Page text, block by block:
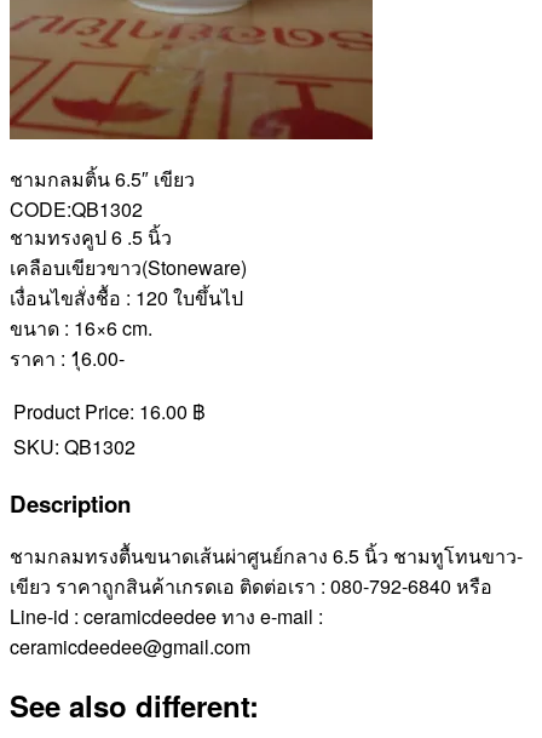
ชามกลมติ้น 6.5″ เขียว
CODE:QB1302
ชามทรงคูป 6 .5 นิ้ว
เคลือบเขียวขาว(Stoneware)
เงื่อนไขสั่งชื้อ : 120 ใบขึ้นไป
ขนาด : 16×6 cm.
ราคา : 1ุ6.00-
Product Price: 16.00 ฿
SKU: QB1302
Description
ชามกลมทรงตื้นขนาดเส้นผ่าศูนย์กลาง 6.5 นิ้ว ชามทูโทนขาว-
เขียว ราคาถูกสินค้าเกรดเอ ติดต่อเรา : 080-792-6840 หรือ
Line-id : ceramicdeedee ทาง e-mail :
ceramicdeedee@gmail.com
See also different: